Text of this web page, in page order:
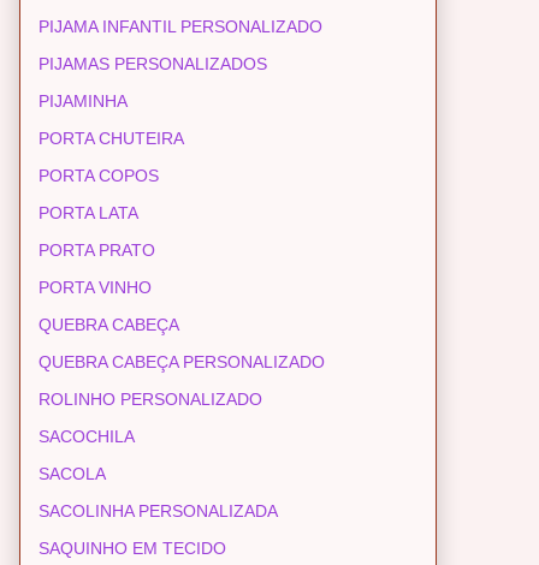
PIJAMA INFANTIL PERSONALIZADO
PIJAMAS PERSONALIZADOS
PIJAMINHA
PORTA CHUTEIRA
PORTA COPOS
PORTA LATA
PORTA PRATO
PORTA VINHO
QUEBRA CABEÇA
QUEBRA CABEÇA PERSONALIZADO
ROLINHO PERSONALIZADO
SACOCHILA
SACOLA
SACOLINHA PERSONALIZADA
SAQUINHO EM TECIDO